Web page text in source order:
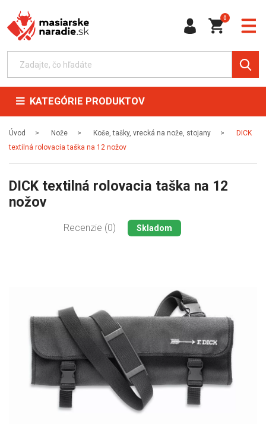
0
KATEGÓRIE PRODUKTOV
Úvod Nože Koše, tašky, vrecká na nože, stojany
DICK
textilná rolovacia taška na 12 nožov
DICK textilná rolovacia taška na 12
nožov
Recenzie (0) Skladom